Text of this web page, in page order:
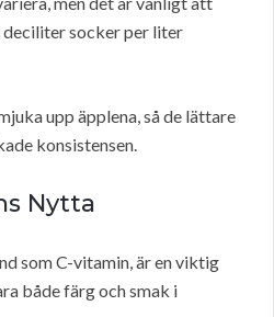
deciliter socker per liter
upp äpplena, så de lättare
konsistensen.
Nytta
som C-vitamin, är en viktig
både färg och smak i